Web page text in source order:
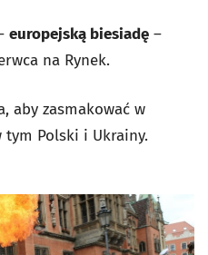
europejską biesiadę –
na Rynek.
aby zasmakować w
tym Polski i Ukrainy.